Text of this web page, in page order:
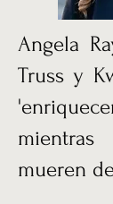
Angela
Truss y
mueren